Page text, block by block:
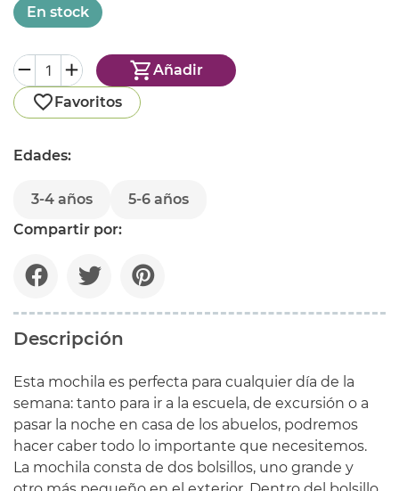
En stock
Añadir
Favoritos
Edades:
3-4 años
5-6 años
Compartir por:
Descripción
Esta mochila es perfecta para cualquier día de la
semana: tanto para ir a la escuela, de excursión o a
pasar la noche en casa de los abuelos, podremos
hacer caber todo lo importante que necesitemos.
La mochila consta de dos bolsillos, uno grande y